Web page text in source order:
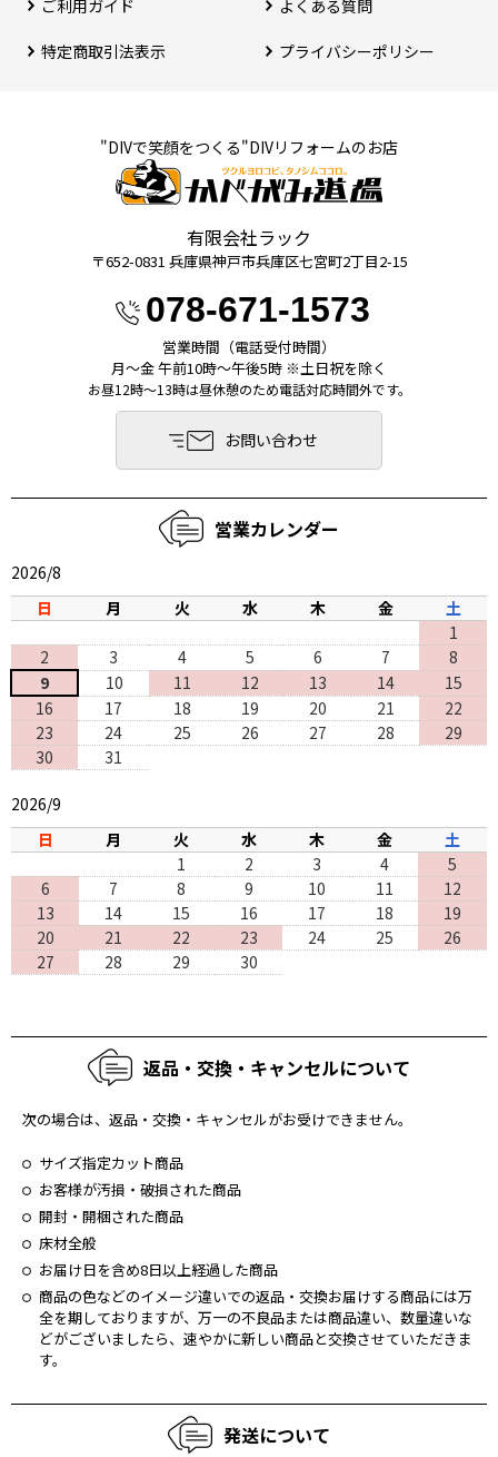
ご利用ガイド よくある質問
特定商取引法表⽰ プライバシーポリシー
"DIVで笑顔をつくる"DIVリフォームのお店
有限会社ラック
〒652-0831 兵庫県神⼾市兵庫区七宮町2丁⽬2-15
078-671-1573
営業時間（電話受付時間）
月〜金 午前10時〜午後5時 ※土日祝を除く
お昼12時～13時は昼休憩のため電話対応時間外です。
お問い合わせ
営業カレンダー
2026/8
日
月 火 水 木 金
土
1
2
3 4 5 6 7
8
9
10 11 12 13 14
15
16
17 18 19 20 21
22
23
24 25 26 27 28
29
30
31
2026/9
日
月 火 水 木 金
土
1
2 3 4
5
6
7 8 9 10 11
12
13
14 15 16 17 18
19
20
21 22 23 24 25
26
27
28 29 30
返品・交換・キャンセルについて
次の場合は、返品・交換・キャンセルがお受けできません。
サイズ指定カット商品
お客様が汚損・破損された商品
開封・開梱された商品
床材全般
お届け日を含め8日以上経過した商品
商品の⾊などのイメージ違いでの返品・交換お届けする商品には万
全を期しておりますが、万⼀の不良品または商品違い、数量違いな
どがございましたら、速やかに新しい商品と交換させていただきま
す。
発送について